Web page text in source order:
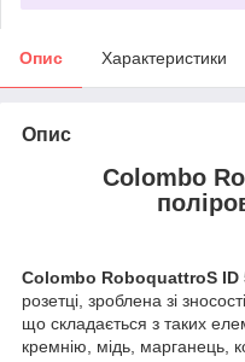
Опис Характеристики
Опис
Colombo
Colombo RoboquattroS ID
розетці, зроблена зі
що складається з таких
кремнію, мідь, марганець,